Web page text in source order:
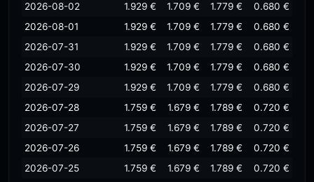
2026-08-02
1.929 € 1.709 € 1.779 €
0.680 €
2026-08-01
1.929 € 1.709 € 1.779 €
0.680 €
2026-07-31
1.929 € 1.709 € 1.779 €
0.680 €
2026-07-30
1.929 € 1.709 € 1.779 €
0.680 €
2026-07-29
1.929 € 1.709 € 1.779 €
0.680 €
2026-07-28
1.759 € 1.679 € 1.789 €
0.720 €
2026-07-27
1.759 € 1.679 € 1.789 €
0.720 €
2026-07-26
1.759 € 1.679 € 1.789 €
0.720 €
2026-07-25
1.759 € 1.679 € 1.789 €
0.720 €